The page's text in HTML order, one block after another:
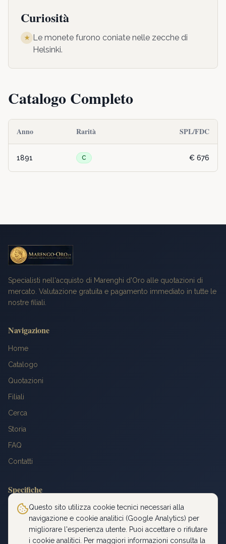
Curiosità
★ Le monete furono coniate nelle zecche di
Helsinki.
Catalogo Completo
Anno Rarità SPL/FDC
1891 C € 676
Specialisti nell'acquisto di Marenghi d'Oro alle quotazioni di
mercato. Valutazione gratuita e pagamento immediato in tutte le
nostre filiali.
Navigazione
Home
Catalogo
Quotazioni
Filiali
Cerca
Storia
FAQ
Contatti
Specifiche
Peso: 6,4516 g
Titolo: 900‰
Diametro: 21 mm
Questo sito utilizza cookie tecnici necessari alla
navigazione e cookie analitici (Google Analytics) per
migliorare l'esperienza utente. Puoi accettare o rifiutare
i cookie analitici. Per maggiori informazioni consulta la